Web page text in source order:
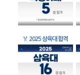
🏅 2025 삼육대 합격